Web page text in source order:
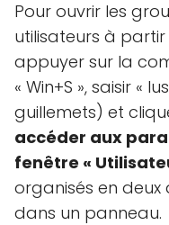
Pour ouvrir les
utilisateurs à
appuyer sur la
« Win+S », saisir «
guillemets) et
accéder aux
fenêtre «
organisés en deux
dans un panneau.